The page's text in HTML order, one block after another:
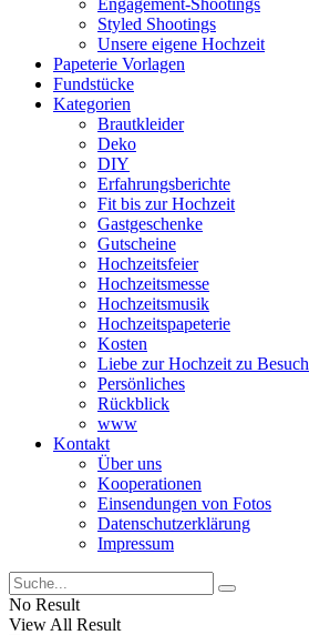
Engagement-Shootings
Styled Shootings
Unsere eigene Hochzeit
Papeterie Vorlagen
Fundstücke
Kategorien
Brautkleider
Deko
DIY
Erfahrungsberichte
Fit bis zur Hochzeit
Gastgeschenke
Gutscheine
Hochzeitsfeier
Hochzeitsmesse
Hochzeitsmusik
Hochzeitspapeterie
Kosten
Liebe zur Hochzeit zu Besuch
Persönliches
Rückblick
www
Kontakt
Über uns
Kooperationen
Einsendungen von Fotos
Datenschutzerklärung
Impressum
No Result
View All Result